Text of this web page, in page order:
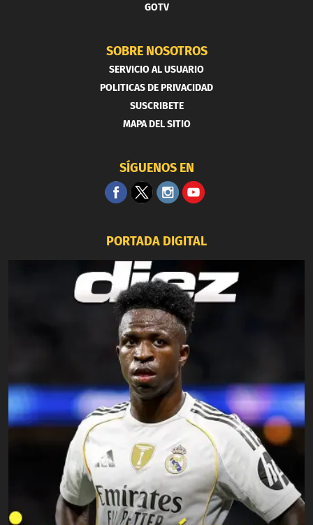
GOTV
SOBRE NOSOTROS
SERVICIO AL USUARIO
POLITICAS DE PRIVACIDAD
SUSCRIBETE
MAPA DEL SITIO
SÍGUENOS EN
PORTADA DIGITAL